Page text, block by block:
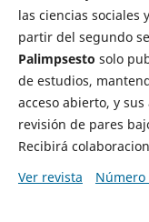
las ciencias sociales
partir del segundo
Palimpsesto solo
de estudios,
acceso abierto, y
revisión de pares
Recibirá
Ver revista
Número